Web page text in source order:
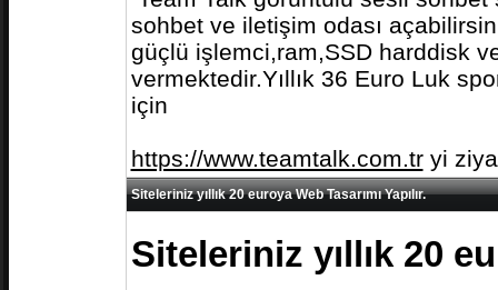
sohbet ve iletişim odası
güçlü işlemci,ram,SSD harddisk
vermektedir.Yıllık 36 Euro Luk
için
https://www.teamtalk.com.tryi
Siteleriniz yıllık 20 euroya Web Tasarımı Yapılır.
Siteleriniz yıllık 20